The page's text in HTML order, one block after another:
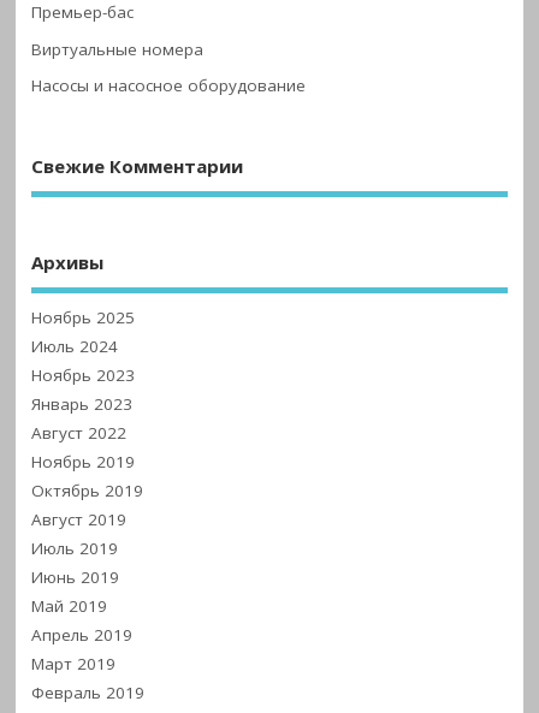
Премьер-бас
Виртуальные номера
Насосы и насосное оборудование
Свежие Комментарии
Архивы
Ноябрь 2025
Июль 2024
Ноябрь 2023
Январь 2023
Август 2022
Ноябрь 2019
Октябрь 2019
Август 2019
Июль 2019
Июнь 2019
Май 2019
Апрель 2019
Март 2019
Февраль 2019